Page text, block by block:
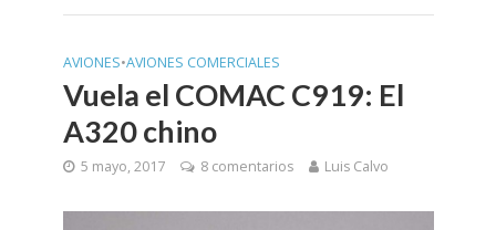
AVIONES•AVIONES COMERCIALES
Vuela el COMAC C919: El
A320 chino
5 mayo, 2017 8 comentarios Luis Calvo